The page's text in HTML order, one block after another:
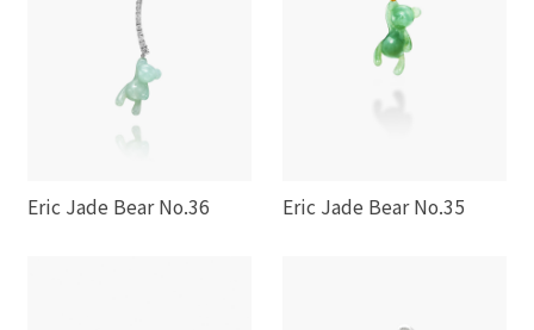
Eric Jade Bear No.36 Eric Jade Bear No.35